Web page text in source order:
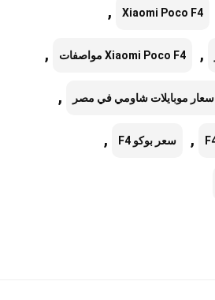
Xiaomi Poco F4
,
, Xiaomi Poco F4 مواصفات ,
اسعار موبايلات شاومي في مصر ,
, سعر بوكو F4 ,